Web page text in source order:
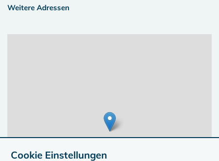
Weitere Adressen
Cookie Einstellungen